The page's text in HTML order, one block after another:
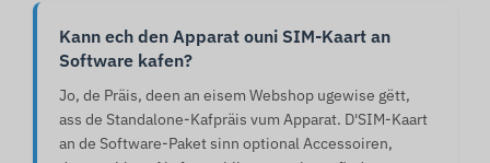
Kann ech den Apparat ouni SIM-Kaart an
Software kafen?
Jo, de Präis, deen an eisem Webshop ugewise gëtt,
ass de Standalone-Kafpräis vum Apparat. D'SIM-Kaart
an de Software-Paket sinn optional Accessoiren,